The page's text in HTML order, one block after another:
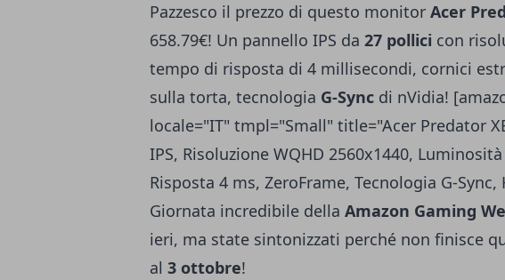
Pazzesco il prezzo di questo monitor Acer
658.79€! Un pannello IPS da 27 pollici con
tempo di risposta di 4 millisecondi, cornici
sulla torta, tecnologia G-Sync di nVidia!
locale="IT" tmpl="Small" title="Acer Predator
IPS, Risoluzione WQHD 2560x1440,
Risposta 4 ms, ZeroFrame, Tecnologia G-
Giornata incredibile della Amazon Gaming
ieri, ma state sintonizzati perché non finisce
al 3 ottobre!